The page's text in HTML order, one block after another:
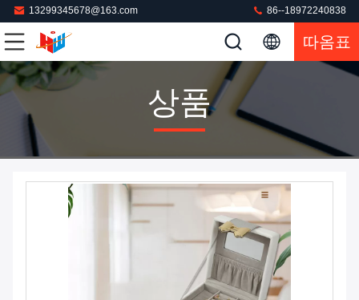
13299345678@163.com 86--18972240838
따옴표
상품